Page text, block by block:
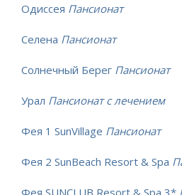
Одиссея Пансионат
Селена Пансионат
Солнечный Берег Пансионат
Урал Пансионат с лечением
Фея 1 SunVillage Пансионат
Фея 2 SunBeach Resort & Spa
Фея SUNCLUB Resort & Spa 3*